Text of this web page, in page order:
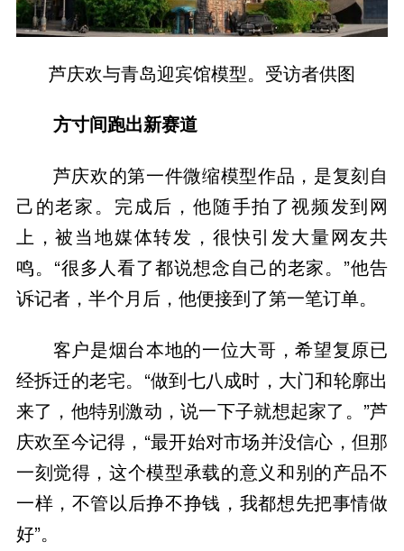
芦庆欢与青岛迎宾馆模型。受访者供图
方寸间跑出新赛道
芦庆欢的第一件微缩模型作品，是复刻自
己的老家。完成后，他随手拍了视频发到网
上，被当地媒体转发，很快引发大量网友共
鸣。“很多人看了都说想念自己的老家。”他告
诉记者，半个月后，他便接到了第一笔订单。
客户是烟台本地的一位大哥，希望复原已
经拆迁的老宅。“做到七八成时，大门和轮廓出
来了，他特别激动，说一下子就想起家了。”芦
庆欢至今记得，“最开始对市场并没信心，但那
一刻觉得，这个模型承载的意义和别的产品不
一样，不管以后挣不挣钱，我都想先把事情做
好”。